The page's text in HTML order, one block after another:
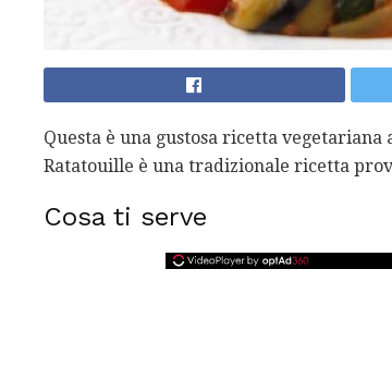
Questa è una gustosa ricetta
Ratatouille è una tradizionale ricetta
Cosa ti serve